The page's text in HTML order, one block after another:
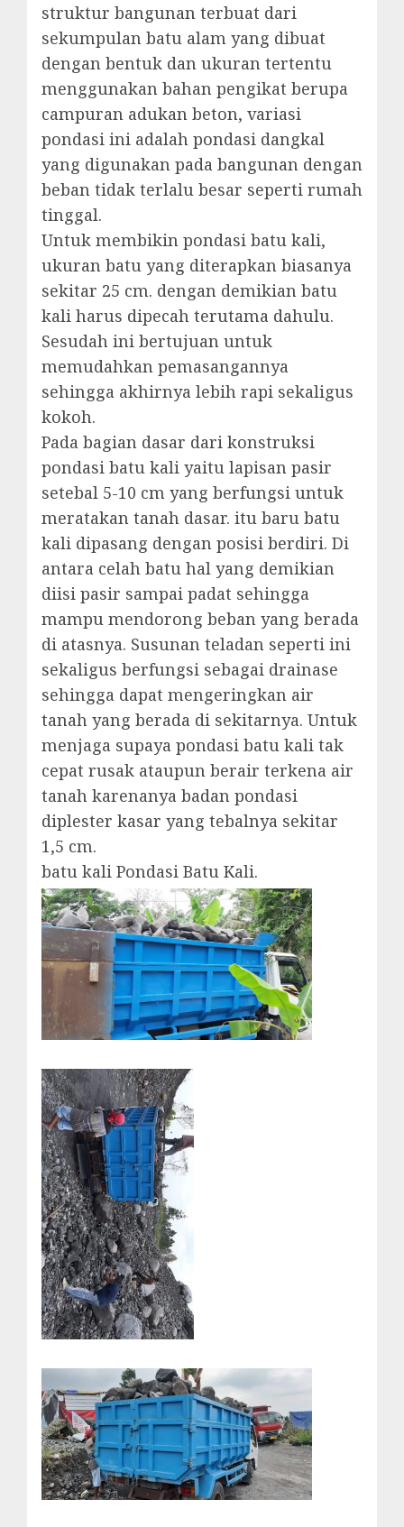
struktur bangunan terbuat dari
sekumpulan batu alam yang dibuat
dengan bentuk dan ukuran tertentu
menggunakan bahan pengikat berupa
campuran adukan beton, variasi
pondasi ini adalah pondasi dangkal
yang digunakan pada bangunan dengan
beban tidak terlalu besar seperti rumah
tinggal.
Untuk membikin pondasi batu kali,
ukuran batu yang diterapkan biasanya
sekitar 25 cm. dengan demikian batu
kali harus dipecah terutama dahulu.
Sesudah ini bertujuan untuk
memudahkan pemasangannya
sehingga akhirnya lebih rapi sekaligus
kokoh.
Pada bagian dasar dari konstruksi
pondasi batu kali yaitu lapisan pasir
setebal 5-10 cm yang berfungsi untuk
meratakan tanah dasar. itu baru batu
kali dipasang dengan posisi berdiri. Di
antara celah batu hal yang demikian
diisi pasir sampai padat sehingga
mampu mendorong beban yang berada
di atasnya. Susunan teladan seperti ini
sekaligus berfungsi sebagai drainase
sehingga dapat mengeringkan air
tanah yang berada di sekitarnya. Untuk
menjaga supaya pondasi batu kali tak
cepat rusak ataupun berair terkena air
tanah karenanya badan pondasi
diplester kasar yang tebalnya sekitar
1,5 cm.
batu kali Pondasi Batu Kali.